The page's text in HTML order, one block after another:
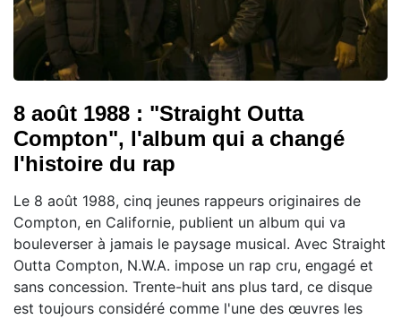
8 août 1988 : "Straight Outta
Compton", l'album qui a changé
l'histoire du rap
Le 8 août 1988, cinq jeunes rappeurs originaires de
Compton, en Californie, publient un album qui va
bouleverser à jamais le paysage musical. Avec Straight
Outta Compton, N.W.A. impose un rap cru, engagé et
sans concession. Trente-huit ans plus tard, ce disque
est toujours considéré comme l'une des œuvres les